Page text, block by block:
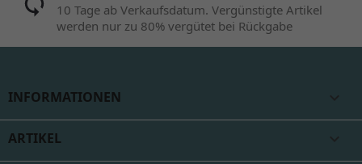
10 Tage ab Verkaufsdatum. Vergünstigte Artikel
werden nur zu 80% vergütet bei Rückgabe
INFORMATIONEN
ARTIKEL